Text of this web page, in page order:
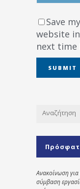
Save
website
next time
Ανακοίνωση
σύμβαση